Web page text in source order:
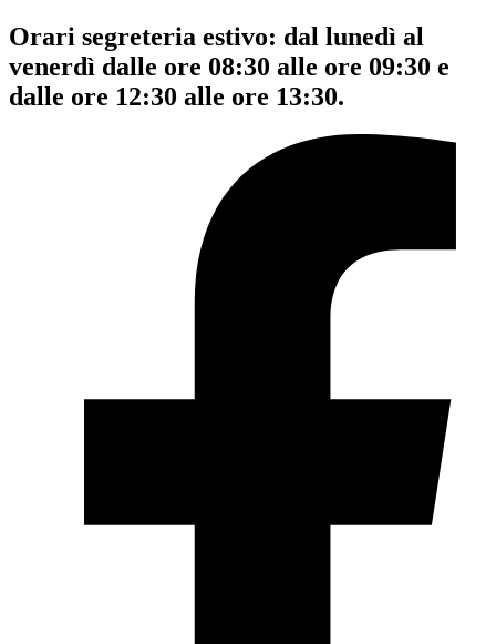
Orari segreteria estivo: dal lunedì al
venerdì dalle ore 08:30 alle ore 09:30 e
dalle ore 12:30 alle ore 13:30.